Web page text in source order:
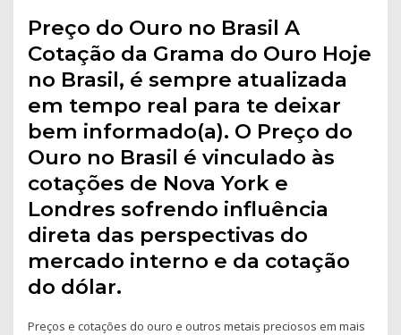
Preço do Ouro no Brasil A
Cotação da Grama do Ouro Hoje
no Brasil, é sempre atualizada
em tempo real para te deixar
bem informado(a). O Preço do
Ouro no Brasil é vinculado às
cotações de Nova York e
Londres sofrendo influência
direta das perspectivas do
mercado interno e da cotação
do dólar.
Preços e cotações do ouro e outros metais preciosos em mais